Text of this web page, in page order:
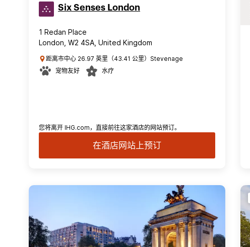
Six Senses London
1 Redan Place
London, W2 4SA, United Kingdom
距离市中心 26.97 英里（43.41 公里）Stevenage
宠物友好
水疗
您将离开 IHG.com，直接前往这家酒店的网站预订。
在酒店网站上预订